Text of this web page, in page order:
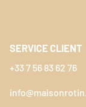
SERVICE CLIENT
+33 7 56 83 62 76